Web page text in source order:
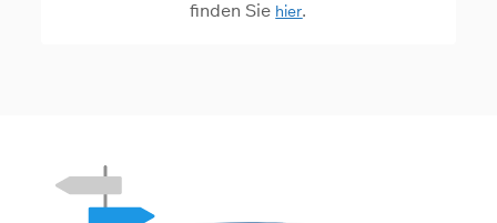
finden Sie hier.